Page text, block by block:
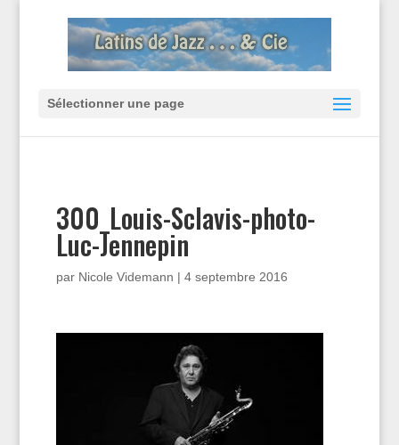
Sélectionner une page
300_Louis-Sclavis-photo-
Luc-Jennepin
par Nicole Videmann | 4 septembre 2016